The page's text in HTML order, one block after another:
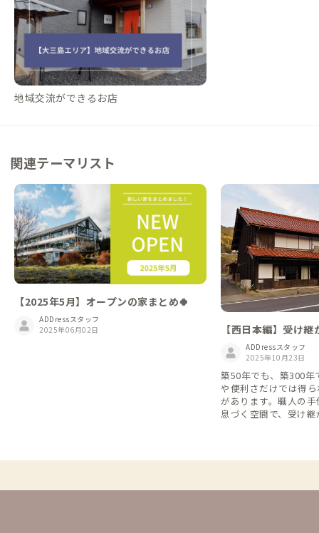
地域交流ができるお店
関連テーマリスト
【2025年5月】オープンの家まとめ🍀
ADDressスタッフ
2025年06月02日
【西日本編】受け
趣深き古民家
ADDressスタッフ
2025年10月23日
築50年でも、築300
や便利さだけでは得
があります。職人の
息づく空間で、受け